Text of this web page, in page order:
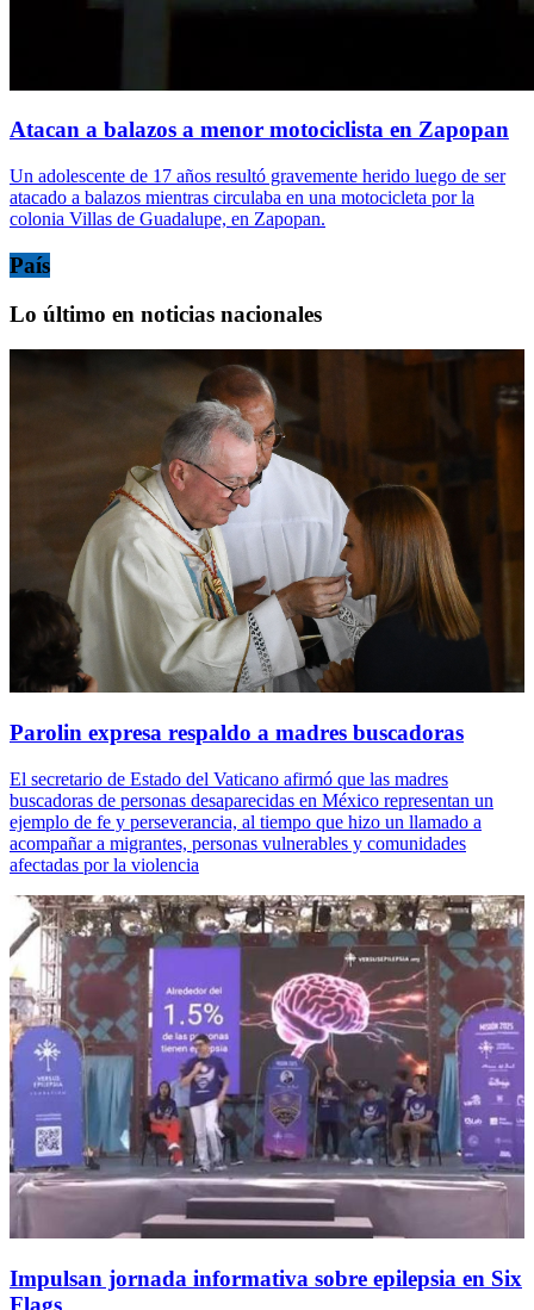
Atacan a balazos a menor motociclista en Zapopan
Un adolescente de 17 años resultó gravemente herido luego de ser
atacado a balazos mientras circulaba en una motocicleta por la
colonia Villas de Guadalupe, en Zapopan.
País
Lo último en noticias nacionales
Parolin expresa respaldo a madres buscadoras
El secretario de Estado del Vaticano afirmó que las madres
buscadoras de personas desaparecidas en México representan un
ejemplo de fe y perseverancia, al tiempo que hizo un llamado a
acompañar a migrantes, personas vulnerables y comunidades
afectadas por la violencia
Impulsan jornada informativa sobre epilepsia en Six
Flags